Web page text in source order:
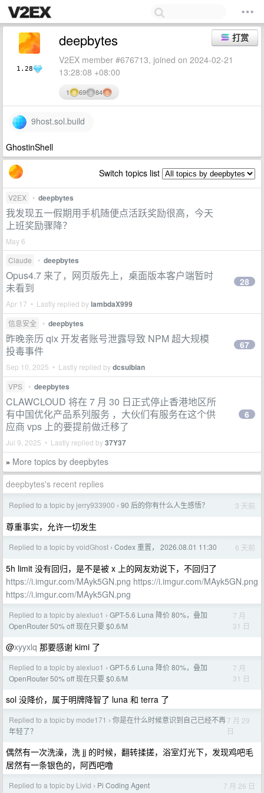
1.28
打赏
deepbytes
V2EX member #676713, joined on 2024-02-21
13:28:08 +08:00
1 69 84
9host.sol.build
GhostinShell
Switch topics list
V2EX • deepbytes
我发现五一假期用手机随便点活跃奖励很高，今天
上班奖励骤降？
May 6
Claude
• deepbytes
Opus4.7 来了，网页版先上，桌面版本客户端暂时
未看到
Apr 17 • Lastly replied bylambdaX999
28
信息安全 • deepbytes
昨晚亲历 qix 开发者账号泄露导致 NPM 超大规模
投毒事件
Sep 10, 2025 • Lastly replied bydcsuibian
67
VPS • deepbytes
CLAWCLOUD 将在 7 月 30 日正式停止香港地区所
有中国优化产品系列服务 ，大伙们有服务在这个供
应商 vps 上的要提前做迁移了
Jul 9, 2025 • Lastly replied by37Y37
6
» More topics by deepbytes
deepbytes's recent replies
Replied to a topic by jerry933900 › 90 后的你有什么人生感悟？ 3 天前
尊重事实，允许一切发生
Replied to a topic by voidGhost › Codex 重置， 2026.08.01 11:30 6 天前
5h limit 没有回归，是不是被 x 上的网友劝说下，不回归了
https://i.imgur.com/MAyk5GN.png https://i.imgur.com/MAyk5GN.png
https://i.imgur.com/MAyk5GN.png
Replied to a topic by alexluo1 › GPT-5.6 Luna 降价 80%，叠加
OpenRouter 50% off 现在只要 $0.6/M
7 月
31 日
@xyyxlq 那要感谢 kimi 了
Replied to a topic by alexluo1 › GPT-5.6 Luna 降价 80%，叠加
OpenRouter 50% off 现在只要 $0.6/M
7 月
31 日
sol 没降价，属于明牌降智了 luna 和 terra 了
Replied to a topic by mode171 › 你是在什么时候意识到自己已经不再
年轻了？
7 月 29
日
偶然有一次洗澡，洗 jj 的时候，翻转揉搓，浴室灯光下，发现鸡吧毛
居然有一条银色的，阿西吧噜
Replied to a topic by Livid › Pi Coding Agent 7 月 26 日